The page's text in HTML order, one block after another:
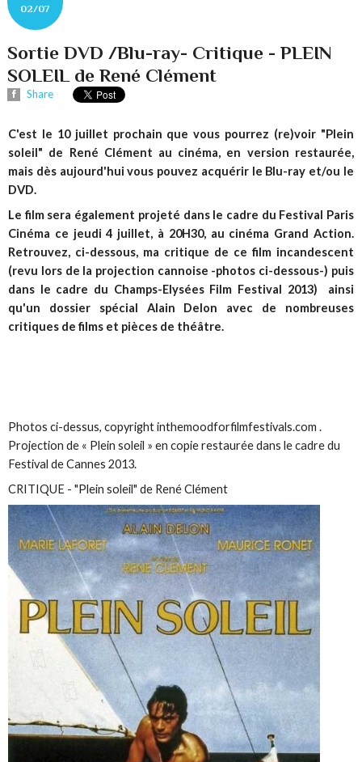
02/07
Sortie DVD /Blu-ray- Critique - PLEIN
SOLEIL de René Clément
Share
C'est le 10 juillet prochain que vous pourrez (re)voir "Plein
soleil" de René Clément au cinéma, en version restaurée,
mais dès aujourd'hui vous pouvez acquérir le Blu-ray et/ou le
DVD.
Le film sera également projeté dans le cadre du Festival Paris
Cinéma ce jeudi 4 juillet, à 20H30, au cinéma Grand Action.
Retrouvez, ci-dessous, ma critique de ce film incandescent
(revu lors de la projection cannoise -photos ci-dessous-) puis
dans le cadre du Champs-Elysées Film Festival 2013) ainsi
qu'un dossier spécial Alain Delon avec de nombreuses
critiques de films et pièces de théâtre.
Photos ci-dessus, copyright inthemoodforfilmfestivals.com .
Projection de « Plein soleil » en copie restaurée dans le cadre du
Festival de Cannes 2013.
CRITIQUE - "Plein soleil" de René Clément